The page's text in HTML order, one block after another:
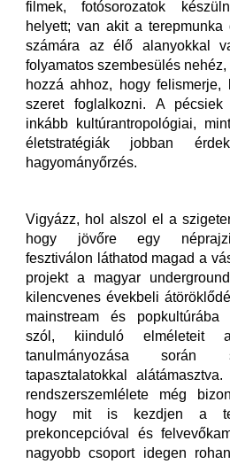
filmek, fotósorozatok
helyett; van akit a
számára az élő alanyokkal
folyamatos szembesülés
hozzá ahhoz, hogy felismerje,
szeret foglalkozni. A pécsiek
inkább kultúrantropológiai,
életstratégiák jobban
hagyományőrzés.
Vigyázz, hol alszol el a
hogy jövőre egy néprajzi
fesztiválon láthatod magad a
projekt a magyar
kilencvenes évekbeli
mainstream és popkultúrába
szól, kiinduló elméleteit
tanulmányozása során
tapasztalatokkal
rendszerszemlélete még
hogy mit is kezdjen a
prekoncepcióval és
nagyobb csoport idegen